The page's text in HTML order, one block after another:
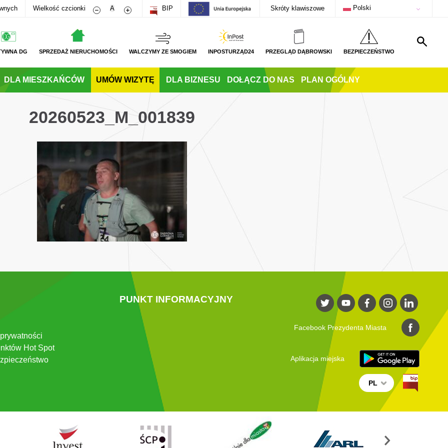
Wielkość czcionki Zmniejsz rozmiar czcionki
A Zwiększ rozmiar czcionki
BIP Skróty klawiszowe Polski
DG SPRZEDAŻ NIERUCHOMOŚCI WALCZYMY ZE SMOGIEM INPOSTURZĄD24 PRZEGLĄD DĄBROWSKI BEZPIECZEŃSTWO
DLA MIESZKAŃCÓW UMÓW WIZYTĘ DLA BIZNESU DOŁĄCZ DO NAS PLAN OGÓLNY
20260523_M_001839
Hot Spot
PUNKT INFORMACYJNY
Facebook Prezydenta Miasta
Aplikacja miejska
PL